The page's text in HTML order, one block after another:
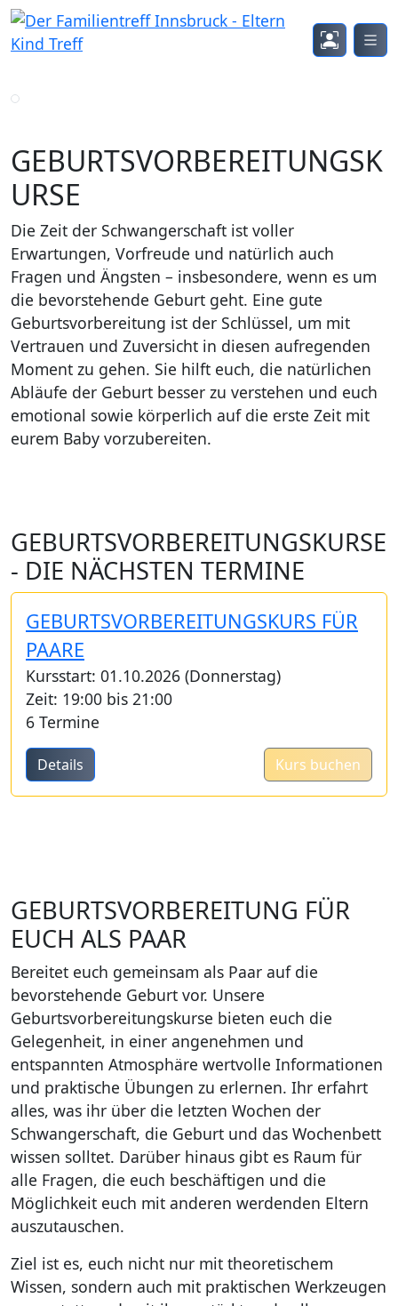
GEBURTSVORBEREITUNGSK
URSE
Die Zeit der Schwangerschaft ist voller
Erwartungen, Vorfreude und natürlich auch
Fragen und Ängsten – insbesondere, wenn es um
die bevorstehende Geburt geht. Eine gute
Geburtsvorbereitung ist der Schlüssel, um mit
Vertrauen und Zuversicht in diesen aufregenden
Moment zu gehen. Sie hilft euch, die natürlichen
Abläufe der Geburt besser zu verstehen und euch
emotional sowie körperlich auf die erste Zeit mit
eurem Baby vorzubereiten.
GEBURTSVORBEREITUNGSKURSE
- DIE NÄCHSTEN TERMINE
GEBURTSVORBEREITUNGSKURS FÜR
PAARE
Kursstart: 01.10.2026 (Donnerstag)
Zeit: 19:00 bis 21:00
6 Termine
Details Kurs buchen
GEBURTSVORBEREITUNG FÜR
EUCH ALS PAAR
Bereitet euch gemeinsam als Paar auf die
bevorstehende Geburt vor. Unsere
Geburtsvorbereitungskurse bieten euch die
Gelegenheit, in einer angenehmen und
entspannten Atmosphäre wertvolle Informationen
und praktische Übungen zu erlernen. Ihr erfahrt
alles, was ihr über die letzten Wochen der
Schwangerschaft, die Geburt und das Wochenbett
wissen solltet. Darüber hinaus gibt es Raum für
alle Fragen, die euch beschäftigen und die
Möglichkeit euch mit anderen werdenden Eltern
auszutauschen.
Ziel ist es, euch nicht nur mit theoretischem
Wissen, sondern auch mit praktischen Werkzeugen